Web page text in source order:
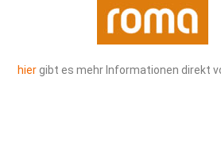
hier gibt es mehr Informationen direkt